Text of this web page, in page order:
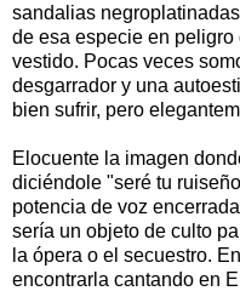
sandalias
de esa especie en
vestido. Pocas veces
desgarrador y una
bien sufrir, pero
Elocuente la imagen
diciéndole "seré tu
potencia de voz
sería un objeto de culto
la ópera o el secuestro.
encontrarla cantando en